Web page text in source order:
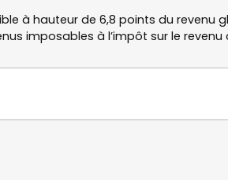
à hauteur de 6,8 points du revenu
imposables à l’impôt sur le